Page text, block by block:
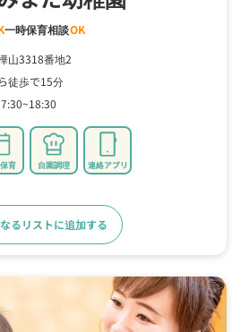
一時保育相談OK
山3318番地2
徒歩で15分
育 自園調理 連絡アプリ
るリストに追加する